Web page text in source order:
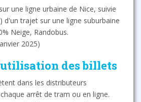
une ligne urbaine de Nice, suivie
d'un trajet sur une ligne suburbaine
Neige, Randobus.
2025)
des billets
dans les distributeurs
arrêt de tram ou en ligne.